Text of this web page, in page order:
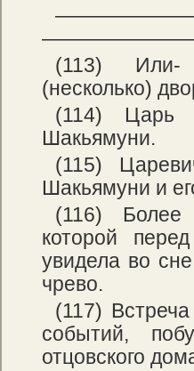
(113)
(несколько)
(114) Царь
Шакьямуни.
(115)
Шакьямуни и
(116) Более
которой
увидела во
чрево.
(117)
событий,
отцовского